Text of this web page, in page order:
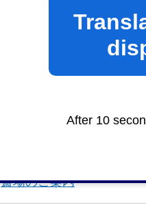
After 10
・4,000円（妊娠4箇月以
（2）死亡時に住所が市
・44,000円(12歳以上)
・17,000円（妊娠4箇月
斎場のご案内